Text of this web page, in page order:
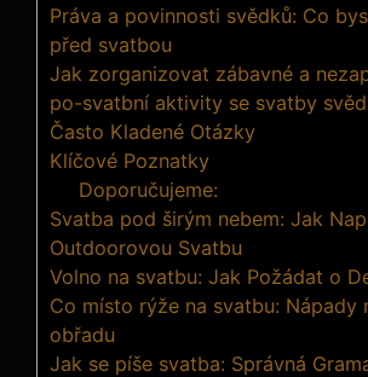
Práva a povinnosti svědků: Co
před svatbou
Jak zorganizovat zábavné a
po-svatbní aktivity se svatby
Často Kladené Otázky
Klíčové Poznatky
Doporučujeme:
Svatba pod širým nebem: Jak
Outdoorovou Svatbu
Volno na svatbu: Jak Požádat o
Co místo rýže na svatbu: Nápady
obřadu
Jak se píše svatba: Správná